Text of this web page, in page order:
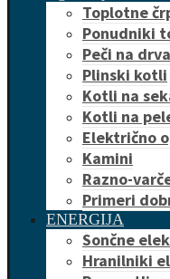
Toplotne
Ponudniki
Peči na drva
Plinski kotli
Kotli na
Kotli na
Električno
Kamini
Razno-
Primeri
ENERGIJA
Sončne
Hranilniki